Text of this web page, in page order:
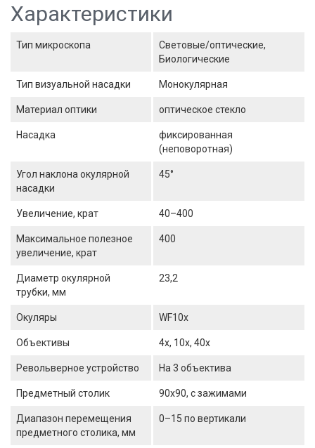
Характеристики
Тип микроскопа
Световые/оптические,
Биологические
Тип визуальной насадки Монокулярная
Материал оптики оптическое стекло
Насадка
фиксированная
(неповоротная)
Угол наклона окулярной
насадки
45°
Увеличение, крат 40–400
Максимальное полезное
увеличение, крат
400
Диаметр окулярной
трубки, мм
23,2
Окуляры WF10x
Объективы 4х, 10х, 40х
Револьверное устройство На 3 объектива
Предметный столик 90x90, с зажимами
Диапазон перемещения
предметного столика, мм
0–15 по вертикали